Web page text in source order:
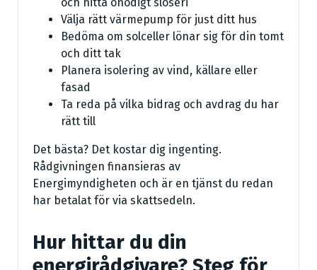
Välja rätt värmepump för just ditt hus
Bedöma om solceller lönar sig för din tomt
och ditt tak
Planera isolering av vind, källare eller
fasad
Ta reda på vilka bidrag och avdrag du har
rätt till
Det bästa? Det kostar dig ingenting.
Rådgivningen finansieras av
Energimyndigheten och är en tjänst du redan
har betalat för via skattsedeln.
Hur hittar du din